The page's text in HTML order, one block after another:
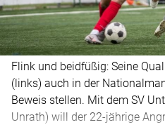
Flink und beidfüßig: Seine
(links) auch in der
Beweis stellen. Mit dem SV
Unrath) will der 22-jährige